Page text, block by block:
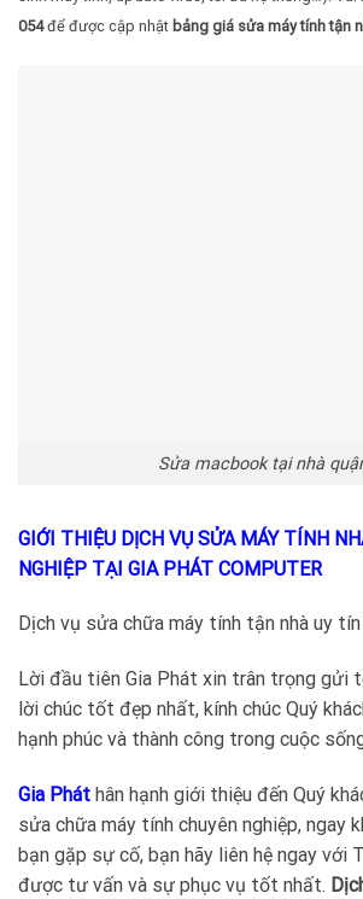
054để được cập nhật bảng giá sửa máy tính tận
Sửa macbook tại nhà
GIỚI THIỆU DỊCH VỤ SỬA MÁY TÍNH
NGHIỆP TẠI GIA PHÁT COMPUTER
Dịch vụ sửa chữa máy tính tận nhà uy
Lời đầu tiên Gia Phát xin trân trọng gửi
lời chúc tốt đẹp nhất, kính chúc Quý
hạnh phúc và thành công trong cuộc
Gia Phát hân hạnh giới thiệu đến Quý
sửa chữa máy tính chuyên nghiệp, ngay
bạn gặp sự cố, bạn hãy liên hệ ngay với
được tư vấn và sự phục vụ tốt nhất.